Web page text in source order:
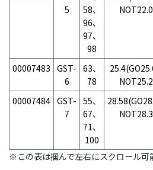
5
58、
96、
97、
98
00007483 GST-
6
63、
78
00007484 GST-
7
55、
67、
71、
100
※この表は掴んで左右にスクロール可